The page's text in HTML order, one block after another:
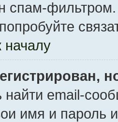
спам-
началу
найти email-
имя и пароль